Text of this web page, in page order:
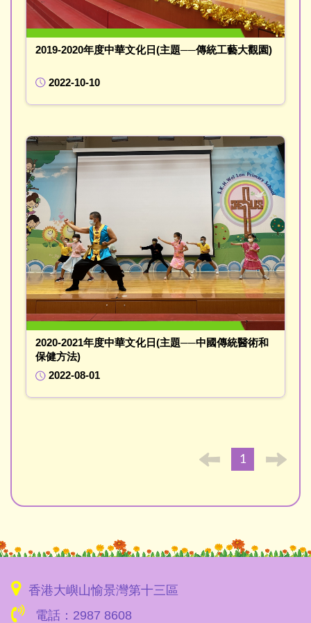
2019-2020年度中華文化日(主題──傳統工藝大觀園)
2022-10-10
2020-2021年度中華文化日(主題──中國傳統醫術和
保健方法)
2022-08-01
1
香港大嶼山愉景灣第十三區
電話：2987 8608